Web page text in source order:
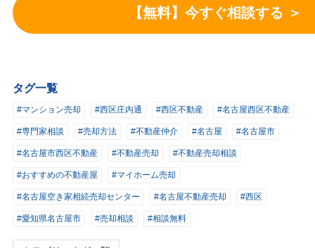
【無料】今すぐ相談する ＞
タグ一覧
#マンション売却 #西区庄内通 #西区不動産 #名古屋西区不動産
#専門家相談 #売却方法 #不動産仲介 #名古屋 #名古屋市
#名古屋市西区不動産 #不動産売却 #不動産売却相談
#おすすめの不動産屋 #マイホーム売却
#名古屋空き家相続売却センター #名古屋不動産売却 #西区
#愛知県名古屋市 #売却相談 #相談無料